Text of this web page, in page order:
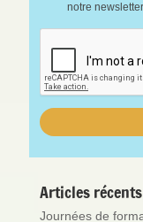
notre
Articles récents
Journées de